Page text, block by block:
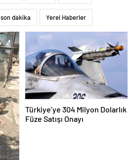
son dakika Yerel Haberler
Türkiye’ye 304 Milyon Dolarlık
Füze Satışı Onayı